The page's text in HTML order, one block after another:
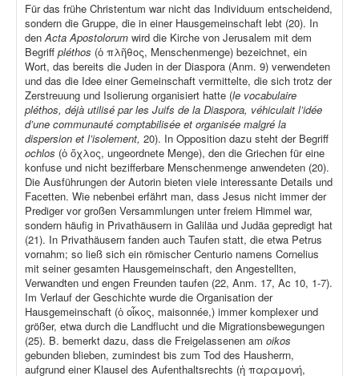
Für das frühe Christentum war nicht das Individuum entscheidend,
sondern die Gruppe, die in einer Hausgemeinschaft lebt (20). In
denActa Apostolorum wird die Kirche von Jerusalem mit dem
Begriff pléthos (ὁ πλῆθος, Menschenmenge) bezeichnet, ein
Wort, das bereits die Juden in der Diaspora (Anm. 9) verwendeten
und das die Idee einer Gemeinschaft vermittelte, die sich trotz der
Zerstreuung und Isolierung organisiert hatte (le vocabulaire
pléthos, déjà utilisé par les Juifs de la Diaspora, véhiculait l’idée
d’une communauté comptabilisée et organisée malgré la
dispersion et l’isolement, 20). In Opposition dazu steht der Begriff
ochlos (ὁ ὄχλος, ungeordnete Menge), den die Griechen für eine
konfuse und nicht bezifferbare Menschenmenge anwendeten (20).
Die Ausführungen der Autorin bieten viele interessante Details und
Facetten. Wie nebenbei erfährt man, dass Jesus nicht immer der
Prediger vor großen Versammlungen unter freiem Himmel war,
sondern häufig in Privathäusern in Galiläa und Judäa gepredigt hat
(21). In Privathäusern fanden auch Taufen statt, die etwa Petrus
vornahm; so ließ sich ein römischer Centurio namens Cornelius
mit seiner gesamten Hausgemeinschaft, den Angestellten,
Verwandten und engen Freunden taufen (22, Anm. 17, Ac 10, 1-7).
Im Verlauf der Geschichte wurde die Organisation der
Hausgemeinschaft (ὁ οἶκος, maisonnée,) immer komplexer und
größer, etwa durch die Landflucht und die Migrationsbewegungen
(25). B. bemerkt dazu, dass die Freigelassenen am oikos
gebunden blieben, zumindest bis zum Tod des Hausherrn,
aufgrund einer Klausel des Aufenthaltsrechts (ἡ παραμονή,